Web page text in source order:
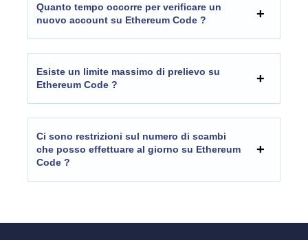
Quanto tempo occorre per verificare un
nuovo account su Ethereum Code ?
Esiste un limite massimo di prelievo su
Ethereum Code ?
Ci sono restrizioni sul numero di scambi
che posso effettuare al giorno su Ethereum
Code ?